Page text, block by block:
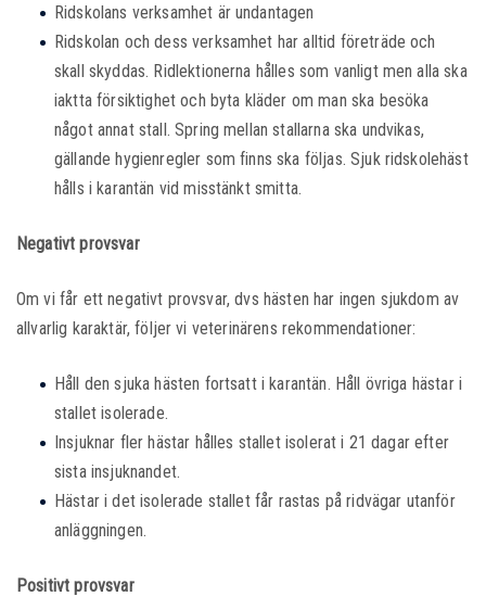
Ridskolans verksamhet är undantagen
Ridskolan och dess verksamhet har alltid företräde och
skall skyddas. Ridlektionerna hålles som vanligt men alla ska
iaktta försiktighet och byta kläder om man ska besöka
något annat stall. Spring mellan stallarna ska undvikas,
gällande hygienregler som finns ska följas. Sjuk ridskolehäst
hålls i karantän vid misstänkt smitta.
Negativt provsvar
Om vi får ett negativt provsvar, dvs hästen har ingen sjukdom av
allvarlig karaktär, följer vi veterinärens rekommendationer:
Håll den sjuka hästen fortsatt i karantän. Håll övriga hästar i
stallet isolerade.
Insjuknar fler hästar hålles stallet isolerat i 21 dagar efter
sista insjuknandet.
Hästar i det isolerade stallet får rastas på ridvägar utanför
anläggningen.
Positivt provsvar